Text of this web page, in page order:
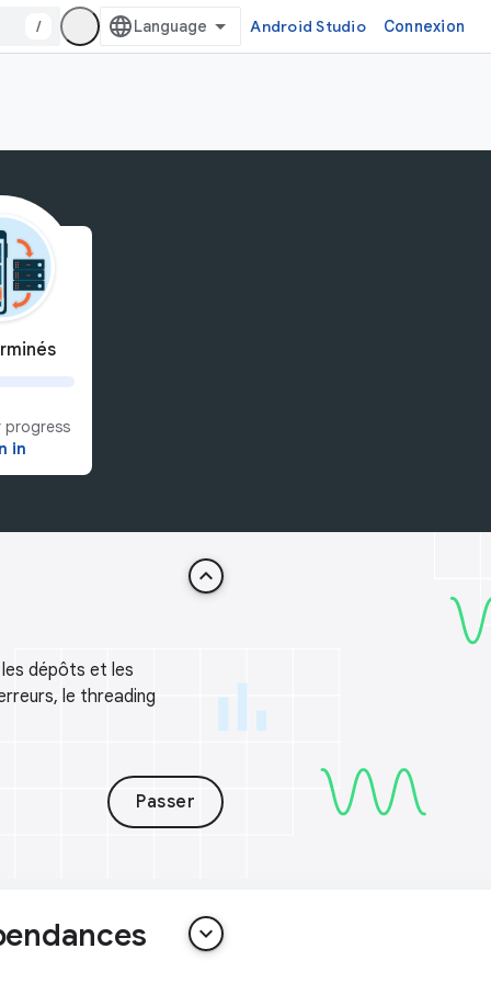
/ Android Studio Connexion
progress
in
keyboard_arrow_up
dépôts et les
le threading
Passer
keyboard_arrow_down